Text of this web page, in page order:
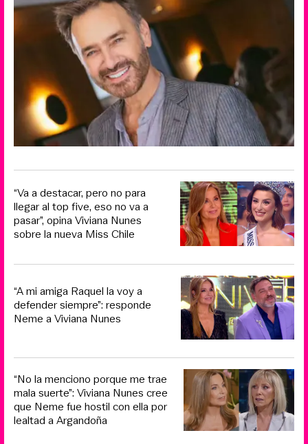
“Va a destacar, pero no para
llegar al top five, eso no va a
pasar”, opina Viviana Nunes
sobre la nueva Miss Chile
“A mi amiga Raquel la voy a
defender siempre”: responde
Neme a Viviana Nunes
“No la menciono porque me trae
mala suerte”: Viviana Nunes cree
que Neme fue hostil con ella por
lealtad a Argandoña